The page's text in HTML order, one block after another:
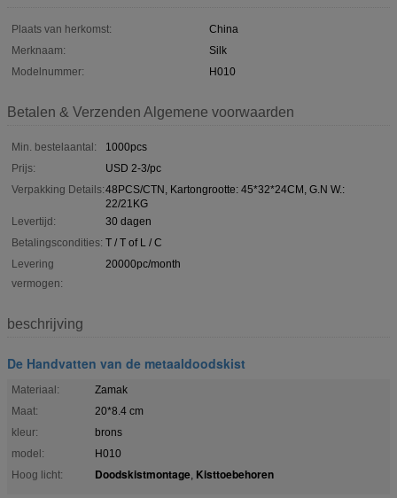
Plaats van herkomst:
China
Merknaam:
Silk
Modelnummer:
H010
Betalen & Verzenden Algemene voorwaarden
Min. bestelaantal:
1000pcs
Prijs:
USD 2-3/pc
Verpakking Details:48PCS/CTN, Kartongrootte: 45*32*24CM, G.N W.:
22/21KG
Levertijd:
30 dagen
Betalingscondities: T / T of L / C
Levering
vermogen:
20000pc/month
beschrijving
De Handvatten van de metaaldoodskist
Materiaal:
Zamak
Maat:
20*8.4 cm
kleur:
brons
model:
H010
Hoog licht:
Doodskistmontage, Kisttoebehoren